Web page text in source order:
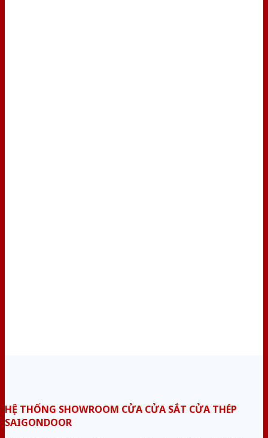
HỆ THỐNG SHOWROOM CỬA CỬA SẮT CỬA THÉP
SAIGONDOOR